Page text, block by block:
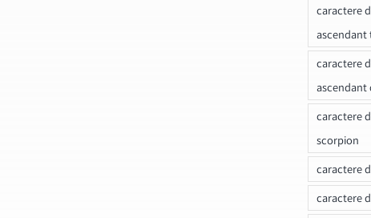
caractere
ascendant
caractere
ascendant
caractere
scorpion
caractere
caractere